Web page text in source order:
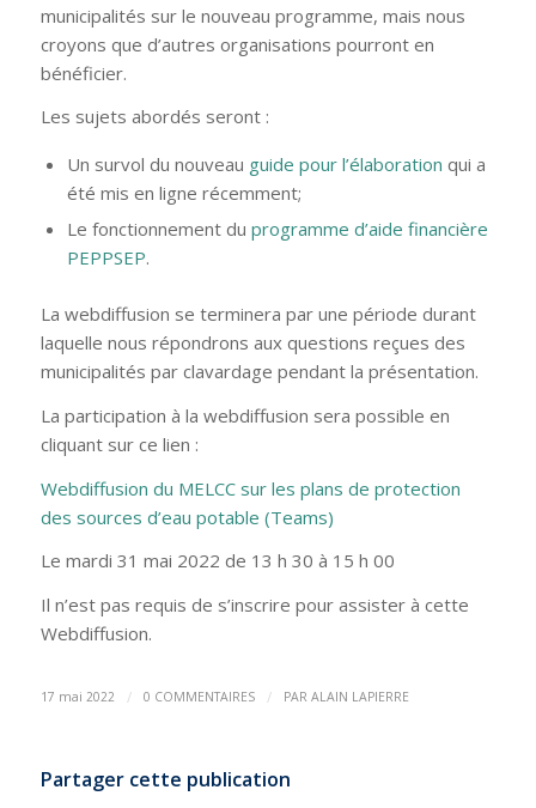
municipalités sur le nouveau programme, mais nous
croyons que d’autres organisations pourront en
bénéficier.
Les sujets abordés seront :
Un survol du nouveau guide pour l’élaboration qui a
été mis en ligne récemment;
Le fonctionnement du programme d’aide financière
PEPPSEP.
La webdiffusion se terminera par une période durant
laquelle nous répondrons aux questions reçues des
municipalités par clavardage pendant la présentation.
La participation à la webdiffusion sera possible en
cliquant sur ce lien :
Webdiffusion du MELCC sur les plans de protection
des sources d’eau potable (Teams)
Le mardi 31 mai 2022 de 13 h 30 à 15 h 00
Il n’est pas requis de s’inscrire pour assister à cette
Webdiffusion.
17 mai 2022 / 0 COMMENTAIRES / PAR ALAIN LAPIERRE
Partager cette publication